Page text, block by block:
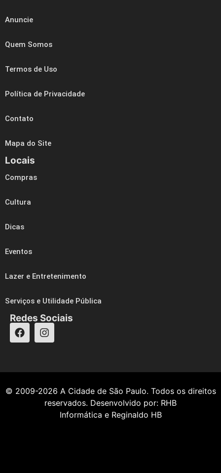
Anuncie
Quem Somos
Termos de Uso
Política de Privacidade
Contato
Mapa do Site
Locais
Compras
Cultura
Dicas
Eventos
Lazer e Entretenimento
Serviços e Utilidade Pública
Redes Sociais
© 2009-2026 A Cidade de São Paulo. Todos os direitos
reservados. Desenvolvido por: RHB
Informática e Reginaldo HB